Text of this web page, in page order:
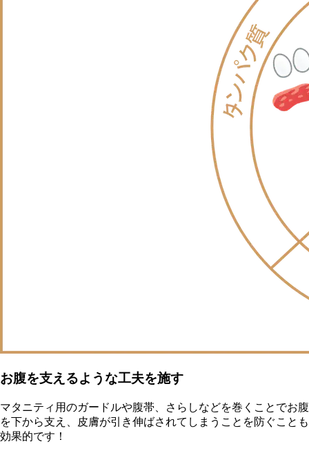
お腹を支えるような工夫を施す
マタニティ用のガードルや腹帯、さらしなどを巻くことでお腹
を下から支え、皮膚が引き伸ばされてしまうことを防ぐことも
効果的です！